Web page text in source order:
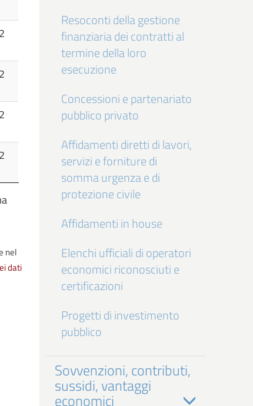
nel
dati
Resoconti della gestione
finanziaria dei contratti al
termine della loro
esecuzione
Concessioni e partenariato
pubblico privato
Affidamenti diretti di lavori,
servizi e forniture di
somma urgenza e di
protezione civile
Affidamenti in house
Elenchi ufficiali di operatori
economici riconosciuti e
certificazioni
Progetti di investimento
pubblico
Sovvenzioni, contributi,
sussidi, vantaggi
economici